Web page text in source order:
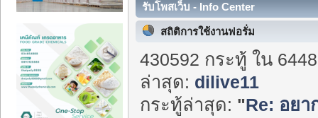
รับโพสเว็บ - Info Center
สถิติการใช้งานฟอรั่ม
430592 กระทู้ ใน
ล่าสุด: dilive11
กระทู้ล่าสุด: "Re: อยา